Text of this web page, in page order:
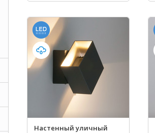
Настенный уличный